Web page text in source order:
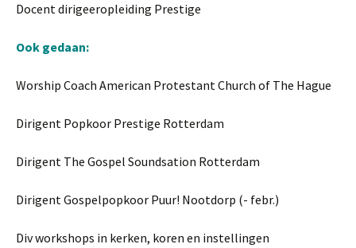
Docent dirigeeropleiding Prestige
Ook gedaan:
Worship Coach American Protestant Church of The Hague
Dirigent Popkoor Prestige Rotterdam
Dirigent The Gospel Soundsation Rotterdam
Dirigent Gospelpopkoor Puur! Nootdorp (- febr.)
Div workshops in kerken, koren en instellingen